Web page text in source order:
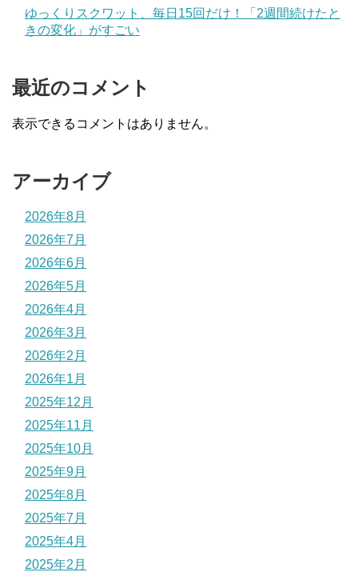
ゆっくりスクワット、毎日15回だけ！「2週間続けたと
きの変化」がすごい
最近のコメント
表示できるコメントはありません。
アーカイブ
2026年8月
2026年7月
2026年6月
2026年5月
2026年4月
2026年3月
2026年2月
2026年1月
2025年12月
2025年11月
2025年10月
2025年9月
2025年8月
2025年7月
2025年4月
2025年2月